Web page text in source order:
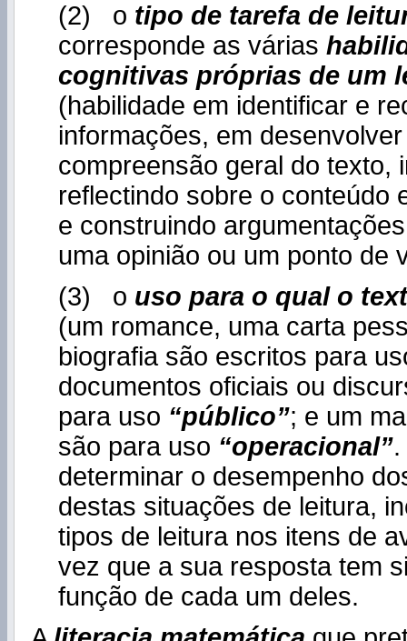
(2) o tipo de tarefa de
corresponde as várias
cognitivas próprias de um
(habilidade em identificar e
informações, em
compreensão geral do texto,
reflectindo sobre o conteúdo
e construindo
uma opinião ou um ponto de
(3) o uso para o qual o
(um romance, uma carta
biografia são escritos para
documentos oficiais ou
para uso “público”; e um
são para uso “operacional”
determinar o desempenho
destas situações de leitura,
tipos de leitura nos itens de
vez que a sua resposta tem
função de cada um deles.